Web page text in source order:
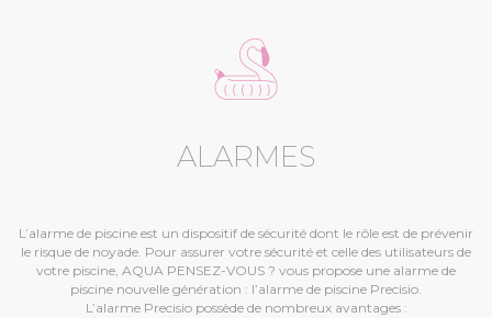
ALARMES
L’alarme de piscine est un dispositif de sécurité dont le rôle est de prévenir
le risque de noyade. Pour assurer votre sécurité et celle des utilisateurs de
votre piscine, AQUA PENSEZ-VOUS ? vous propose une alarme de
piscine nouvelle génération : l’alarme de piscine Precisio.
L’alarme Precisio possède de nombreux avantages :